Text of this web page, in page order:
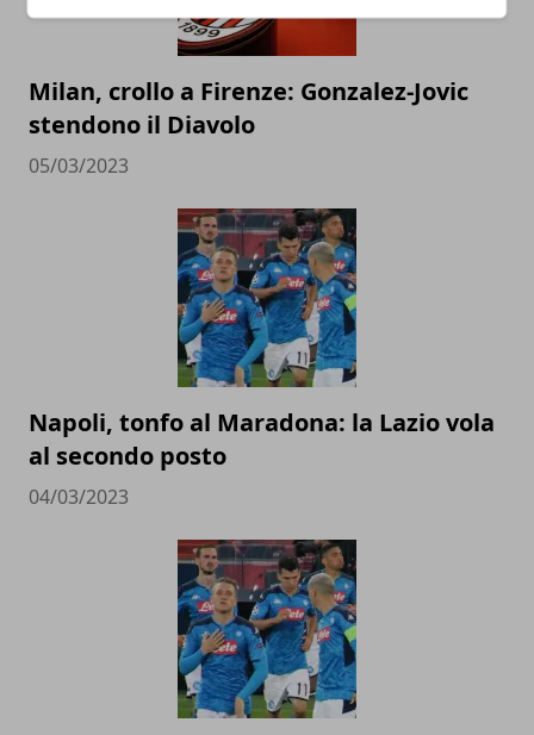
Milan, crollo a Firenze: Gonzalez-Jovic
stendono il Diavolo
05/03/2023
Napoli, tonfo al Maradona: la Lazio vola
al secondo posto
04/03/2023